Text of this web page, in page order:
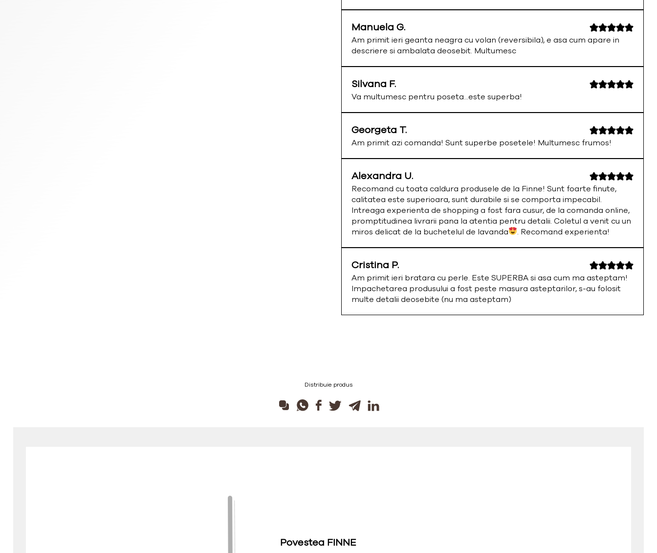
Manuela G.
Am primit ieri geanta neagra cu volan (reversibila), e asa cum apare in
descriere si ambalata deosebit. Multumesc
Silvana F.
Va multumesc pentru poseta...este superba!
Georgeta T.
Am primit azi comanda! Sunt superbe posetele! Multumesc frumos!
Alexandra U.
Recomand cu toata caldura produsele de la Finne! Sunt foarte finute,
calitatea este superioara, sunt durabile si se comporta impecabil.
Intreaga experienta de shopping a fost fara cusur, de la comanda online,
promptitudinea livrarii pana la atentia pentru detalii. Coletul a venit cu un
miros delicat de la buchetelul de lavanda
. Recomand experienta!
Cristina P.
Am primit ieri bratara cu perle. Este SUPERBA si asa cum ma asteptam!
Impachetarea produsului a fost peste masura asteptarilor, s-au folosit
multe detalii deosebite (nu ma asteptam)
Distribuie produs
Povestea FINNE